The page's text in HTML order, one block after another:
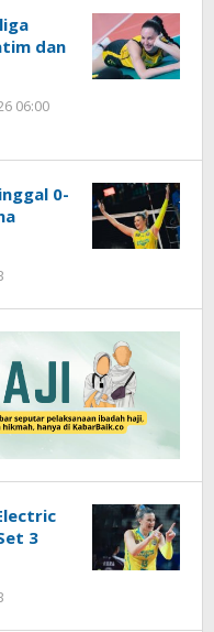
dan
06:00
0-
3